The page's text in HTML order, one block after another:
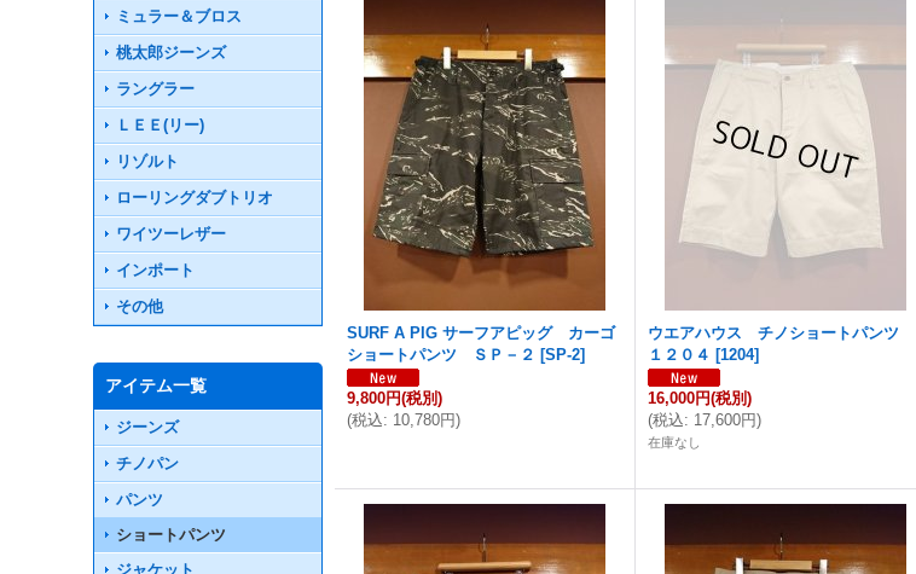
ミュラー＆ブロス
桃太郎ジーンズ
ラングラー
ＬＥＥ(リー)
リゾルト
ローリングダブトリオ
ワイツーレザー
インポート
その他
アイテム一覧
ジーンズ
チノパン
パンツ
ショートパンツ
ジャケット
SURF A PIG サーフアピッグ カーゴ
ショートパンツ ＳＰ－２ [SP-2]
9,800円(税別)
(税込: 10,780円)
ウエアハウス チノショートパンツ
１２０４ [1204]
16,000円(税別)
(税込: 17,600円)
在庫なし